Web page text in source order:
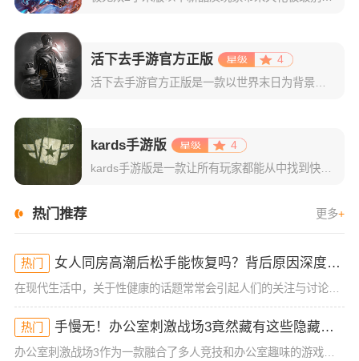
活下去手游官方正版
4
kards手游版
4
热门推荐 更多+
热门 女人同房高潮后松手能恢复吗？背后原因深度分析！
在现代生活中，关于性健康的话题常常会引起人们的关注与讨论，尤其是女性在同房时的体验与生理反应。很多女性可能在性生活中经历过高潮后的松手现象，但有时候会担心这种状态是否能恢复。今天，我们就来深入探讨一下
热门 手慢无！办公室刺激战场3竟然藏有这些隐藏技巧！谁懂啊
办公室刺激战场3作为一款融合了多人竞技和办公室趣味的游戏，一直以来都吸引着大批玩家的热烈关注。然而，很多玩家在初入这款游戏时，常常会被复杂的操作和激烈的竞争环境所困扰，尤其是如何在短短的游戏时间里获得